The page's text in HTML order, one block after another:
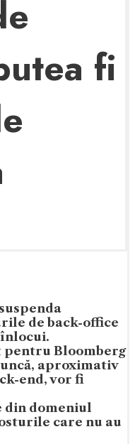
fi
de back-office
pentru Bloomberg
aproximativ
end, vor fi
din domeniul
care nu au